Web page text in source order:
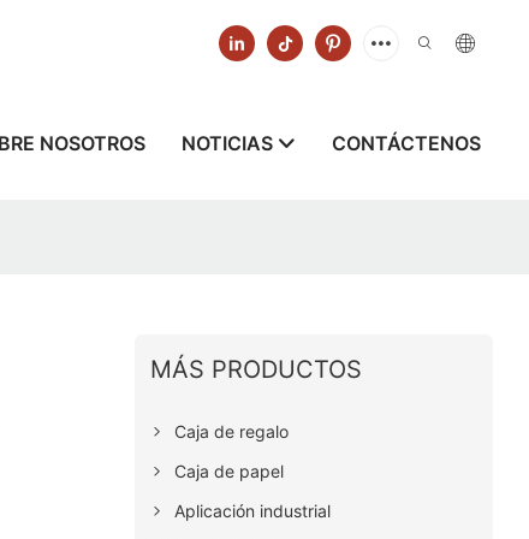
NOSOTROS NOTICIAS CONTÁCTENOS
MÁS PRODUCTOS
Caja de regalo
Caja de papel
Aplicación industrial